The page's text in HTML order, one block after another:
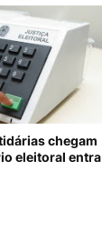
chegam
eleitoral entra